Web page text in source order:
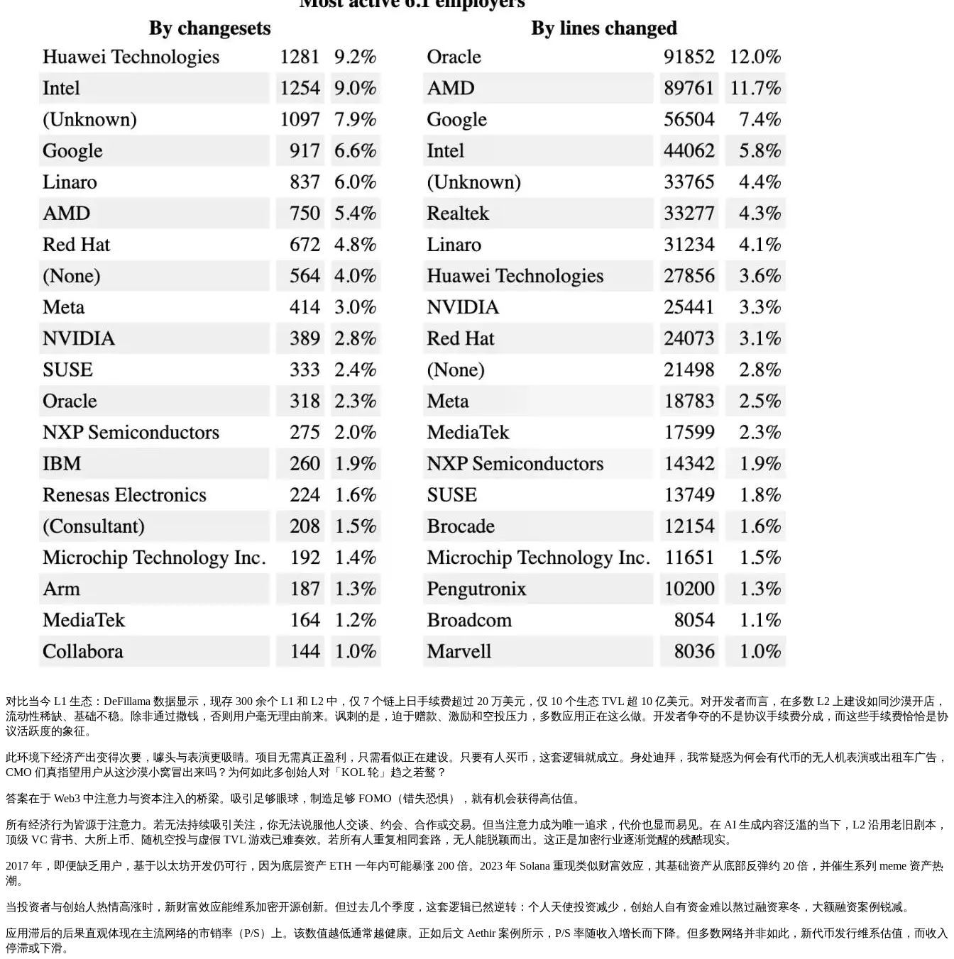
对比当今 L1 生态：DeFillama 数据显示，现存 300 余个 L1 和 L2 中，仅 7 个链上日手续费超过 20 万美元，仅 10 个生态 TVL 超 10 亿美元。对开发者而言，在多数 L2 上建设如同沙漠开店，
流动性稀缺、基础不稳。除非通过撒钱，否则用户毫无理由前来。讽刺的是，迫于赠款、激励和空投压力，多数应用正在这么做。开发者争夺的不是协议手续费分成，而这些手续费恰恰是协
议活跃度的象征。
此环境下经济产出变得次要，噱头与表演更吸睛。项目无需真正盈利，只需看似正在建设。只要有人买币，这套逻辑就成立。身处迪拜，我常疑惑为何会有代币的无人机表演或出租车广告，
CMO 们真指望用户从这沙漠小窝冒出来吗？为何如此多创始人对「KOL 轮」趋之若鹜？
答案在于 Web3 中注意力与资本注入的桥梁。吸引足够眼球，制造足够 FOMO（错失恐惧），就有机会获得高估值。
所有经济行为皆源于注意力。若无法持续吸引关注，你无法说服他人交谈、约会、合作或交易。但当注意力成为唯一追求，代价也显而易见。在 AI 生成内容泛滥的当下，L2 沿用老旧剧本，
顶级 VC 背书、大所上币、随机空投与虚假 TVL 游戏已难奏效。若所有人重复相同套路，无人能脱颖而出。这正是加密行业逐渐觉醒的残酷现实。
2017 年，即便缺乏用户，基于以太坊开发仍可行，因为底层资产 ETH 一年内可能暴涨 200 倍。2023 年 Solana 重现类似财富效应，其基础资产从底部反弹约 20 倍，并催生系列 meme 资产热
潮。
当投资者与创始人热情高涨时，新财富效应能维系加密开源创新。但过去几个季度，这套逻辑已然逆转：个人天使投资减少，创始人自有资金难以熬过融资寒冬，大额融资案例锐减。
应用滞后的后果直观体现在主流网络的市销率（P/S）上。该数值越低通常越健康。正如后文 Aethir 案例所示，P/S 率随收入增长而下降。但多数网络并非如此，新代币发行维系估值，而收入
停滞或下滑。